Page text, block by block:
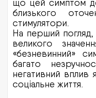
що цей симптом
близького
стимулятори.
На перший погляд,
великого
«безневинний»
багато
негативний вплив
соціальне життя.